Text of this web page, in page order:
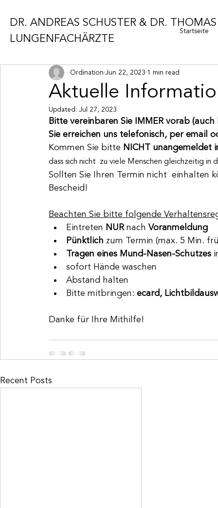
DR. ANDREAS SCHUSTER & DR.
LUNGENFACHÄRZTE
Startseite
Aktuelle
Ordination Jun 22, 2023 1 min read
Updated: Jul 27, 2023
Bitte vereinbaren Sie IMMER vorab
Sie erreichen uns telefonisch, per email
Kommen Sie bitte NICHT unangemeldet
dass sich nicht  zu viele Menschen gleichzeitig in
Sollten Sie Ihren Termin nicht  einhalten
Bescheid!
Beachten Sie bitte folgende
Eintreten NUR nach Voranmeldung
Pünktlich zum Termin (max. 5 Min.
Tragen eines Mund-Nasen-Schutzes
sofort Hände waschen
Abstand halten
Bitte mitbringen: ecard,
Danke für Ihre Mithilfe!
Recent Posts